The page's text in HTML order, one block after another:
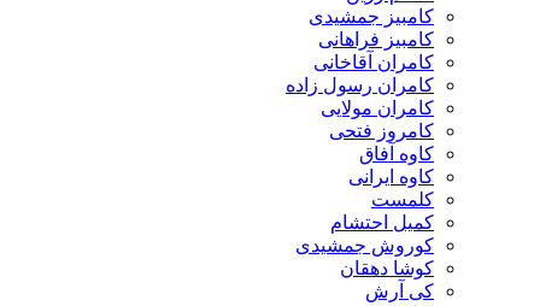
کامبیز جمشیدی
کامبیز فراهانی
کامران آقاخانی
کامران رسول زاده
کامران مولایی
کامروز فتحی
کاوه آفاق
کاوه ایرانی
کلمست
کمیل احتشام
کوروش جمشیدی
کوشا دهقان
کی آرش